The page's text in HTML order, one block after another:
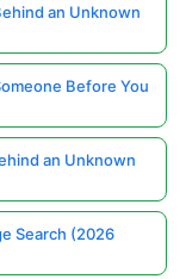
an Unknown
Before You
an Unknown
Search (2026